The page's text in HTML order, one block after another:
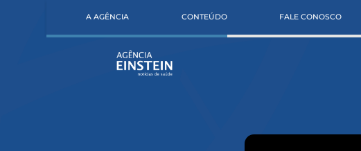
A AGÊNCIA CONTEÚDO FALE CONOSCO